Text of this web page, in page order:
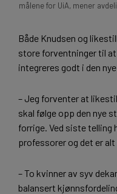
målene for UiA, mener
Både Knudsen og
store forventninger til
integreres godt i den
– Jeg forventer at
skal følge opp den nye
forrige. Ved siste telling
professorer og det er
– To kvinner av syv
balansert